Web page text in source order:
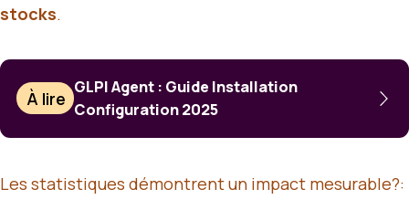
stocks.
À lire
GLPI Agent : Guide Installation
Configuration 2025
Les statistiques démontrent un impact mesurable?: